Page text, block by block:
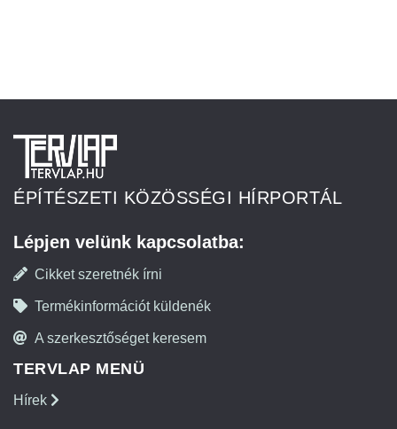
ÉPÍTÉSZETI KÖZÖSSÉGI HÍRPORTÁL
Lépjen velünk kapcsolatba:
Cikket szeretnék írni
Termékinformációt küldenék
A szerkesztőséget keresem
TERVLAP MENÜ
Hírek